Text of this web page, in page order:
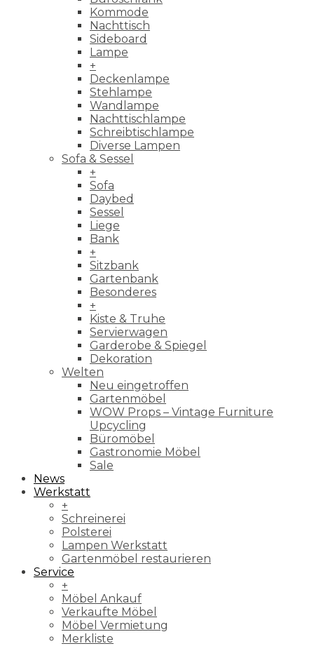
Kommode
Nachttisch
Sideboard
Lampe
+
Deckenlampe
Stehlampe
Wandlampe
Nachttischlampe
Schreibtischlampe
Diverse Lampen
Sofa & Sessel
+
Sofa
Daybed
Sessel
Liege
Bank
+
Sitzbank
Gartenbank
Besonderes
+
Kiste & Truhe
Servierwagen
Garderobe & Spiegel
Dekoration
Welten
Neu eingetroffen
Gartenmöbel
WOW Props – Vintage Furniture
Upcycling
Büromöbel
Gastronomie Möbel
Sale
News
Werkstatt
+
Schreinerei
Polsterei
Lampen Werkstatt
Gartenmöbel restaurieren
Service
+
Möbel Ankauf
Verkaufte Möbel
Möbel Vermietung
Merkliste